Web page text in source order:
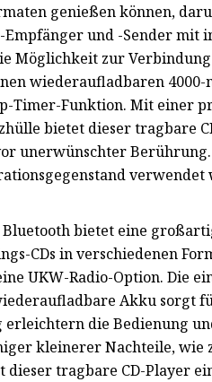
genießen können,
Empfänger und -Sender
Möglichkeit zur
wiederaufladbaren
Timer-Funktion. Mit einer
bietet dieser tragbare
unerwünschter Berührung.
bietet eine
CDs in verschiedenen
UKW-Radio-Option. Die
Akku sorgt
die Bedienung
kleinerer Nachteile, wie
dieser tragbare CD-Player